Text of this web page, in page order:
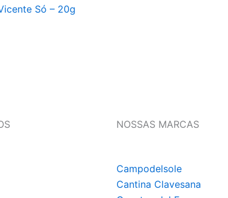
Só – 20g
NOSSAS MARCAS
Campodelsole
Cantina Clavesana